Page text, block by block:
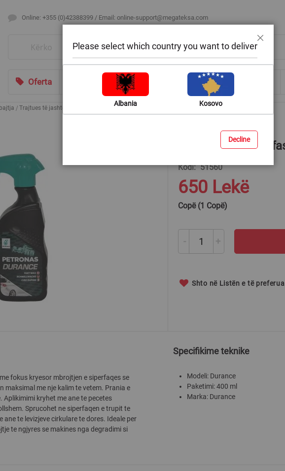
Online: +355 (0)42388399 / Email: online-support@megateksa.com
Oferta Bli sipas ambientit Ndihmë & Këshilla
Trajtues të jashtëm për makinë Solucion lucidimi fast wax, Durance, 400 ml
Solucion lucidimi
Kodi 51560
650 Lekë
Copë (1 Copë)
- +
Shto në Listën e të
fokus kryesor mbrojtjen e siperfaqes se
maksimal me nje kalim te vetem. Prania e
kryhet me ane te pecetes
Sprucohet ne siperfaqen e trupit te
te levizjeve cirkulare te dores. Ideale per
te ngjyres se makines nga degradimi si
Specifikime teknike
Modeli: Durance
Paketimi: 400 ml
Marka: Durance
Please select which country you want to deliver
Albania Kosovo
Decline